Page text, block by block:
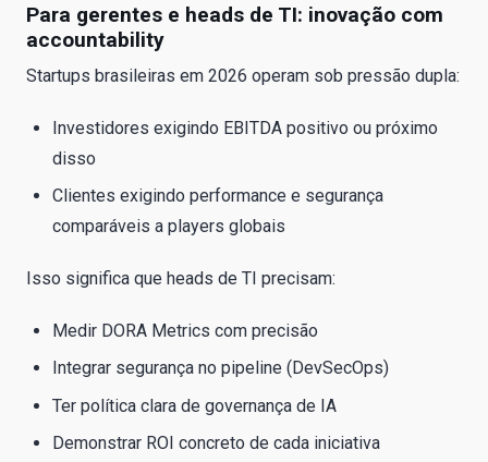
Para gerentes e heads de TI: inovação com
accountability
Startups brasileiras em 2026 operam sob pressão dupla:
Investidores exigindo EBITDA positivo ou próximo
disso
Clientes exigindo performance e segurança
comparáveis a players globais
Isso significa que heads de TI precisam:
Medir DORA Metrics com precisão
Integrar segurança no pipeline (DevSecOps)
Ter política clara de governança de IA
Demonstrar ROI concreto de cada iniciativa